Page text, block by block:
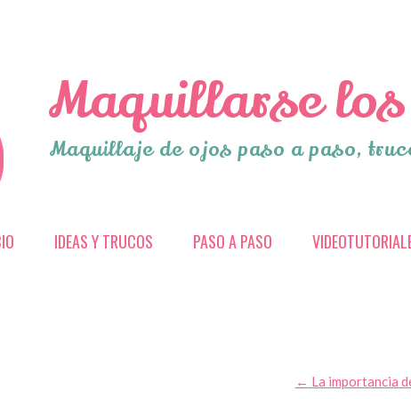
Maquillarse
Maquillaje de ojos paso a paso,
IDEAS Y TRUCOS PASO A PASO
← La importancia